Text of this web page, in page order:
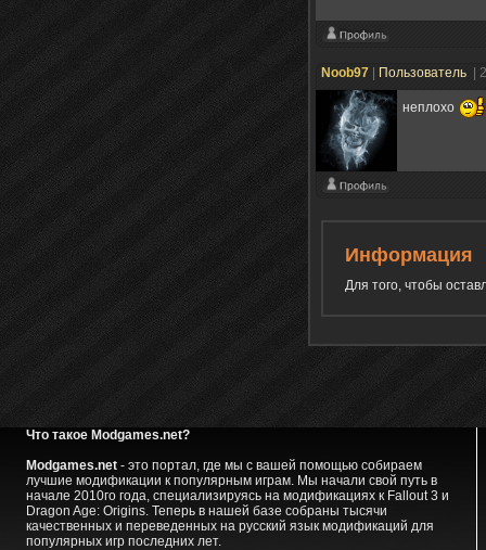
Noob97 Пользователь |
неплохо
Информация
Для того, чтобы
Что такое Modgames.net?
Modgames.net- это портал, где мы с вашей помощью собираем
лучшие модификации к популярным играм. Мы начали свой путь в
начале 2010го года, специализируясь на модификациях к Fallout 3 и
Dragon Age: Origins. Теперь в нашей базе собраны тысячи
качественных и переведенных на русский язык модификаций для
популярных игр последних лет.